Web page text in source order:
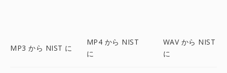
MP3 から NIST に
MP4 から NIST
に
WAV から NIST
に